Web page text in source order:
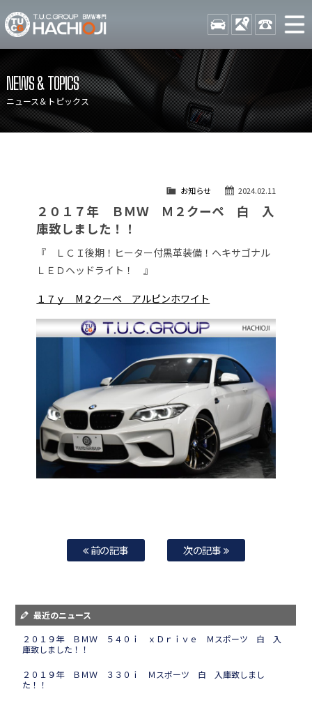
TUCグループ BMW専門 八
STOCK ACCESS 042-
在庫リスト
目玉車両一覧
店舗紹介
保証＆サービス
アクセスマップ
自動車保険
TUCとは？
納車blog
スタッフblog
会社概要
NEWS & TOPICS
ニュース＆トピックス
2024.02.11
お知らせ
２０１７年 ＢＭＷ Ｍ２クーペ 白 入
庫致しました！！
『 ＬＣＩ後期！ヒーター付黒革装備！ヘキサゴナル
ＬＥＤヘッドライト！ 』
１７ｙ M２クーペ アルピンホワイト
前の記事 次の記事
最近のニュース
２０１９年 ＢＭＷ ５４０ｉ ｘＤｒｉｖｅ Ｍスポーツ 白 入
庫致しました！！
２０１９年 ＢＭＷ ３３０ｉ Ｍスポーツ 白 入庫致しまし
た！！